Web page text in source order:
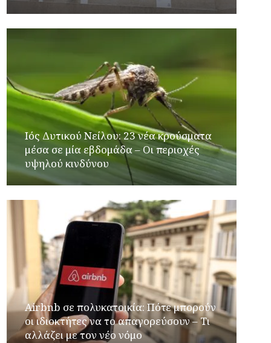
Ιός Δυτικού Νείλου: 23 νέα κρούσματα
μέσα σε μία εβδομάδα – Οι περιοχές
υψηλού κινδύνου
Airbnb σε πολυκατοικία: Πότε μπορούν
οι ιδιοκτήτες να το απαγορεύσουν – Τι
αλλάζει με τον νέο νόμο